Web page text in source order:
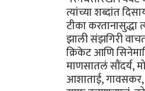
त्यांच्या शब्दांत
टीका
झाली संझगिरी
क्रिकेट आणि
माणसातलं सौंदर्य,
आशाताई, गावसकर,